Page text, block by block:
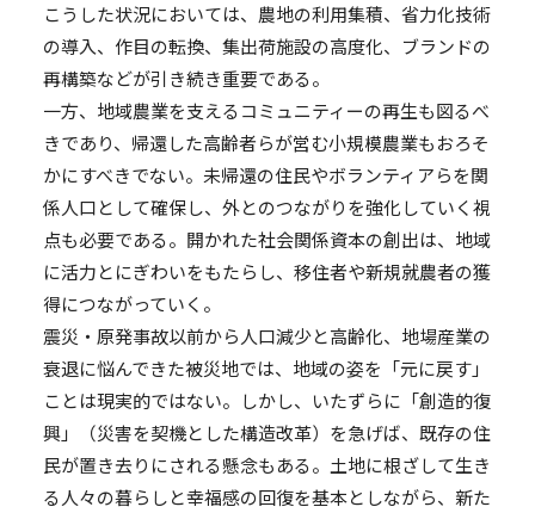
こうした状況においては、農地の利用集積、省力化技術
の導入、作目の転換、集出荷施設の高度化、ブランドの
再構築などが引き続き重要である。
一方、地域農業を支えるコミュニティーの再生も図るべ
きであり、帰還した高齢者らが営む小規模農業もおろそ
かにすべきでない。未帰還の住民やボランティアらを関
係人口として確保し、外とのつながりを強化していく視
点も必要である。開かれた社会関係資本の創出は、地域
に活力とにぎわいをもたらし、移住者や新規就農者の獲
得につながっていく。
震災・原発事故以前から人口減少と高齢化、地場産業の
衰退に悩んできた被災地では、地域の姿を「元に戻す」
ことは現実的ではない。しかし、いたずらに「創造的復
興」（災害を契機とした構造改革）を急げば、既存の住
民が置き去りにされる懸念もある。土地に根ざして生き
る人々の暮らしと幸福感の回復を基本としながら、新た